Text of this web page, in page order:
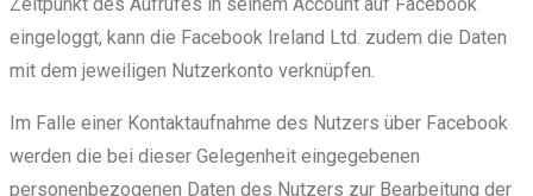
Zeitpunkt des Aufrufes in seinem Account auf Facebook
eingeloggt, kann die Facebook Ireland Ltd. zudem die Daten
mit dem jeweiligen Nutzerkonto verknüpfen.
Im Falle einer Kontaktaufnahme des Nutzers über Facebook
werden die bei dieser Gelegenheit eingegebenen
personenbezogenen Daten des Nutzers zur Bearbeitung der